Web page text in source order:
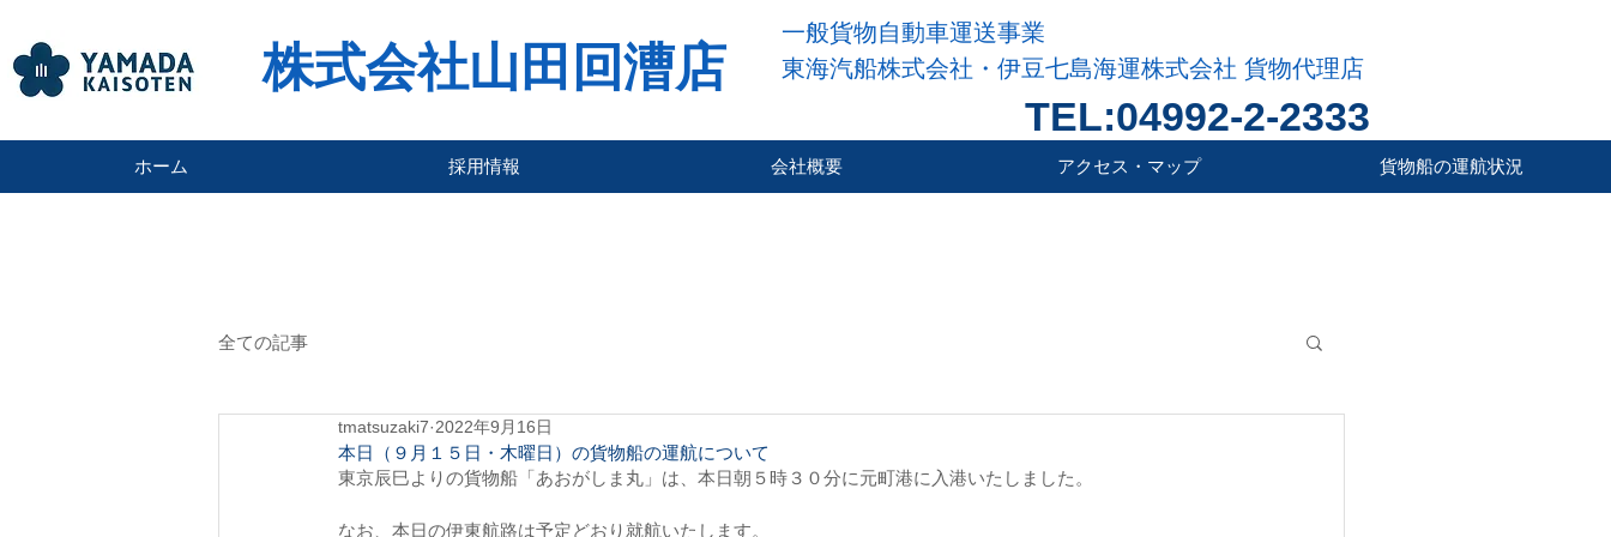
株式会社山田回漕店
一般貨物自動車運送事業
東海汽船株式会社・伊豆七島海運株式会社 貨物代理店
TEL:04992-2-2333
ホーム 採用情報 会社概要 アクセス・マップ 貨物船の運航状況
全ての記事
本日（９月１５日・木曜日）の貨物船の運航について
tmatsuzaki7 2022年9月16日
東京辰巳よりの貨物船「あおがしま丸」は、本日朝５時３０分に元町港に入港いたしました。
なお、本日の伊東航路は予定どおり就航いたします。